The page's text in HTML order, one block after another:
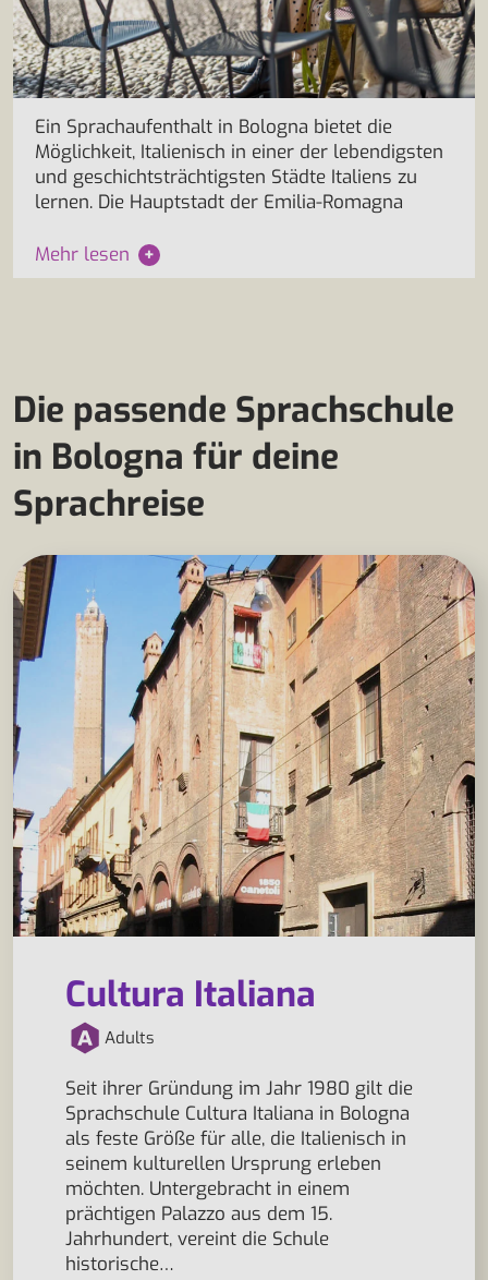
Ein Sprachaufenthalt in Bologna bietet die
Möglichkeit, Italienisch in einer der lebendigsten
und geschichtsträchtigsten Städte Italiens zu
lernen. Die Hauptstadt der Emilia-Romagna
Mehr lesen +
Die passende Sprachschule
in Bologna für deine
Sprachreise
Cultura Italiana
Adults
Seit ihrer Gründung im Jahr 1980 gilt die
Sprachschule Cultura Italiana in Bologna
als feste Größe für alle, die Italienisch in
seinem kulturellen Ursprung erleben
möchten. Untergebracht in einem
prächtigen Palazzo aus dem 15.
Jahrhundert, vereint die Schule
historische…